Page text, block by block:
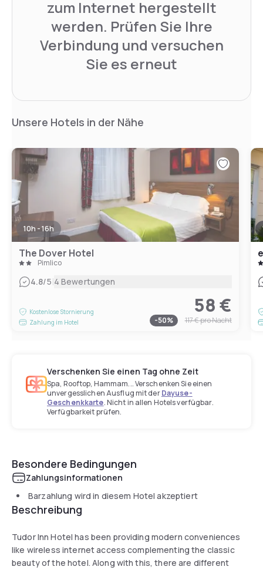
zum Internet hergestellt
werden. Prüfen Sie Ihre
Verbindung und versuchen
Sie es erneut
Unsere Hotels in der Nähe
10h - 16h
The Dover Hotel
Pimlico
4.8/5|4 Bewertungen
Kostenlose Stornierung
Zahlung im Hotel
58 €
-50% 117 €pro Nacht
Verschenken Sie einen Tag ohne Zeit
Spa, Rooftop, Hammam... Verschenken Sie einen
unvergesslichen Ausflug mit derDayuse-
Geschenkkarte. Nicht in allen Hotels verfügbar.
Verfügbarkeit prüfen.
Besondere Bedingungen
Zahlungsinformationen
Barzahlung wird in diesem Hotel akzeptiert
Beschreibung
Tudor Inn Hotel has been providing modern conveniences
like wireless internet access complementing the classic
beauty of the hotel. Along with this, there are different